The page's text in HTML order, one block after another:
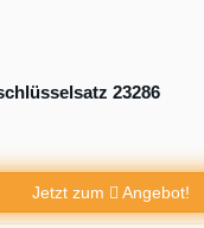
23286
Jetzt zum Angebot!